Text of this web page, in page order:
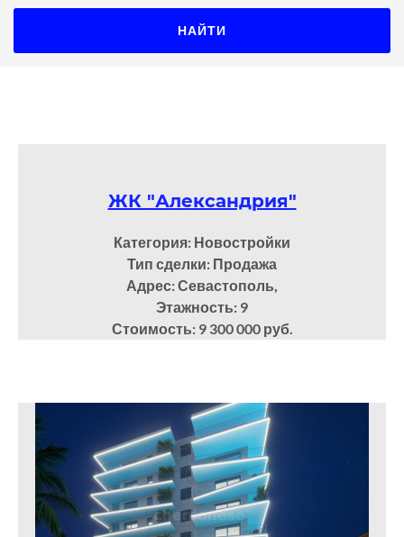
ЖК "Александрия"
Категория: Новостройки
Тип сделки: Продажа
Адрес: Севастополь,
Этажность: 9
Стоимость: 9 300 000 руб.